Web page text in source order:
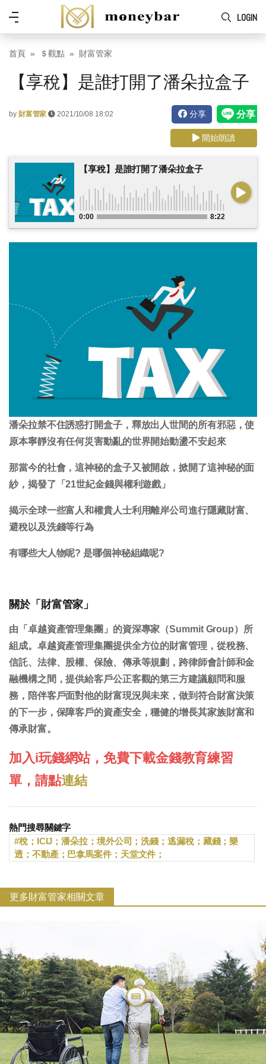
Skip to main content
LOGIN
功
能
表
首頁 ＄觀點 財富管家
【享稅】是誰打開了潘朵拉盒子
by 財富管家 2021/10/08 18:02 分享
開始朗讀
【享稅】是誰打開了潘朵拉盒子
0:00 8:22
潘朵拉禁不住誘惑打開盒子，釋放出人世間的所有邪惡，使
原本寧靜沒有任何災害動亂的世界開始動盪不安起來
那當今的社會，這神秘的盒子又被開啟，掀開了這神秘的面
紗，揭發了「21世紀金錢與權利遊戲」
揭示全球一些富人和權貴人士利用離岸公司進行隱藏財富、
避稅以及洗錢等行為
有哪些大人物呢? 是哪個神秘組織呢?
關於「財富管家」
由「卓越資產管理集團」的資深專家（Summit Group）所
組成。卓越資產管理集團提供全方位的財富管理，從稅務、
信託、法律、股權、保險、傳承等規劃，跨律師會計師和金
融機構之間，提供給客戶公正客觀的第三方建議顧問和服
務，陪伴客戶面對他的財富現況與未來，做到符合財富決策
的下一步，保障客戶的資產安全，穩健的增長其家族財富和
傳承財富。
加入i玩錢網站，免費下載金錢教育練習
單，請點連結
熱門搜尋關鍵字
稅；ICIJ；潘朵拉；境外公司；洗錢；逃漏稅；藏錢；樂
透；不動產；巴拿馬案件；天堂文件；
更多財富管家相關文章